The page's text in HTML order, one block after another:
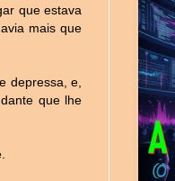
que estava
mais que
depressa, e,
que lhe